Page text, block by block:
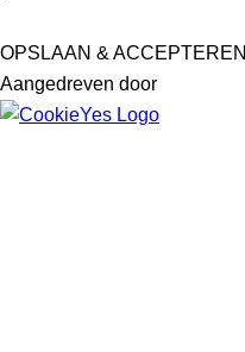
OPSLAAN & ACCEPTEREN
Aangedreven door